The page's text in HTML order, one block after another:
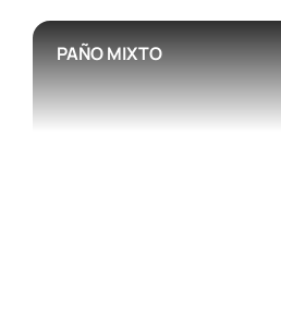
PAÑO MIXTO